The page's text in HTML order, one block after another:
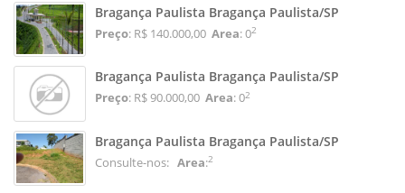
Bragança Paulista Bragança Paulista/SP
Preço: R$ 140.000,00 Area: 02
Bragança Paulista Bragança Paulista/SP
Preço: R$ 90.000,00 Area: 02
Bragança Paulista Bragança Paulista/SP
Consulte-nos: Area:2